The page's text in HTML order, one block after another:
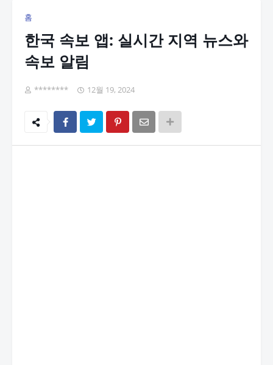
홈
한국 속보 앱: 실시간 지역 뉴스와
속보 알림
******** 12월 19, 2024